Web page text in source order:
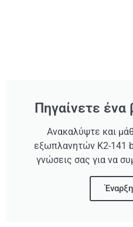
Πηγαίνετε
Ανακαλύψτε και
εξωπλανητών K2-141
γνώσεις σας για να